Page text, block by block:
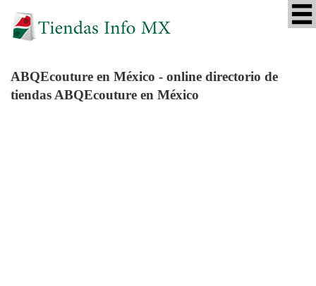
ABQEcouture en México - online directorio de
tiendas ABQEcouture en México